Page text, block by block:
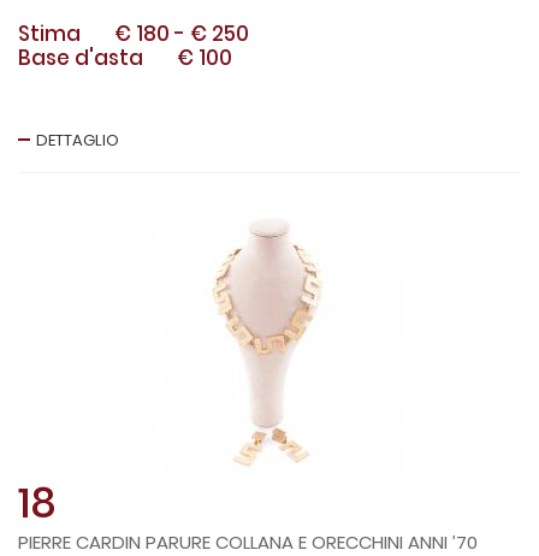
Stima € 180 - € 250
Base d'asta
€ 100
DETTAGLIO
18
PIERRE CARDIN PARURE COLLANA E ORECCHINI ANNI ’70